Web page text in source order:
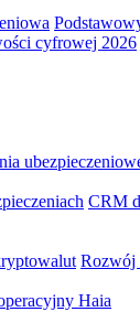
cyfrowej 2026
CRM
Rozwój
Haia